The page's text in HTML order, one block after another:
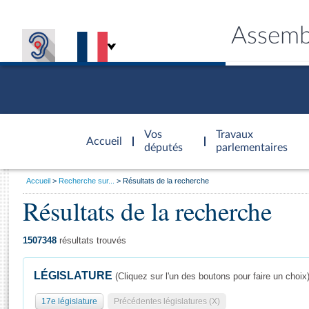
Accueil
d'accueil
Vos
députés
Travaux
parlementaires
Général
Vous
Accueil Recherche sur... Résultats de la recherche
Résultats de la recherche
1507348 résultats trouvés
LÉGISLATURE (Cliquez sur l'un des boutons pour faire un choix)
17e législature Précédentes législatures (X)